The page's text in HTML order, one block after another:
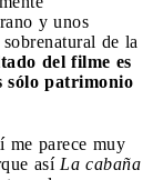
y unos
de la
del filme es
sólo patrimonio
me parece muy
así La cabaña